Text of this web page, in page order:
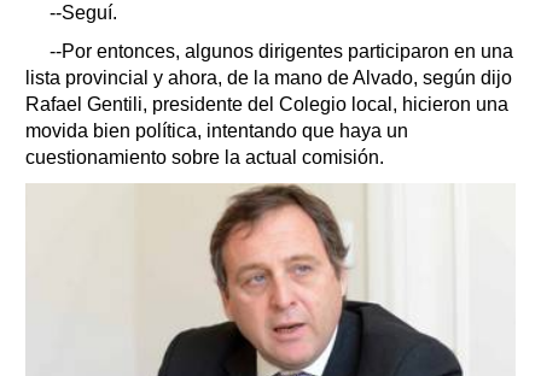
--Seguí.
--Por entonces, algunos dirigentes participaron en una
lista provincial y ahora, de la mano de Alvado, según dijo
Rafael Gentili, presidente del Colegio local, hicieron una
movida bien política, intentando que haya un
cuestionamiento sobre la actual comisión.